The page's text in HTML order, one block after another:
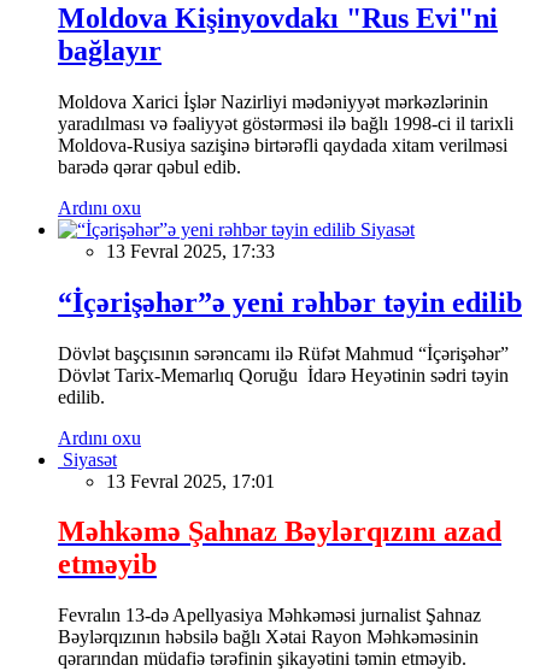
Moldova Kişinyovdakı "Rus Evi"ni
bağlayır
Moldova Xarici İşlər Nazirliyi mədəniyyət mərkəzlərinin
yaradılması və fəaliyyət göstərməsi ilə bağlı 1998-ci il tarixli
Moldova-Rusiya sazişinə birtərəfli qaydada xitam verilməsi
barədə qərar qəbul edib.
Ardını oxu
Siyasət
13 Fevral 2025, 17:33
“İçərişəhər”ə yeni rəhbər təyin edilib
Dövlət başçısının sərəncamı ilə Rüfət Mahmud “İçərişəhər”
Dövlət Tarix-Memarlıq Qoruğu İdarə Heyətinin sədri təyin
edilib.
Ardını oxu
Siyasət
13 Fevral 2025, 17:01
Məhkəmə Şahnaz Bəylərqızını azad
etməyib
Fevralın 13-də Apellyasiya Məhkəməsi jurnalist Şahnaz
Bəylərqızının həbsilə bağlı Xətai Rayon Məhkəməsinin
qərarından müdafiə tərəfinin şikayətini təmin etməyib.